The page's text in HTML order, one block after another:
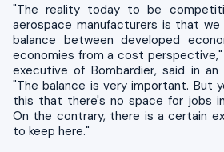
"The reality today to be
aerospace manufacturers is that
balance between developed
economies from a cost perspective,"
executive of Bombardier, said in
"The balance is very important. But
this that there's no space for jobs
On the contrary, there is a certain
to keep here."